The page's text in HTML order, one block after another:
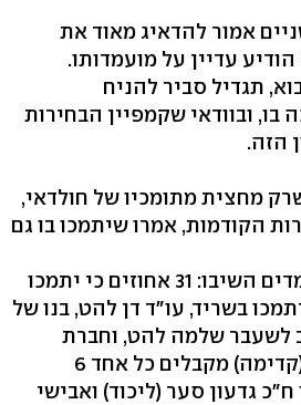
אמור להדאיג מאוד את
עדיין על מועמדותו.
תגדיל סביר להניח
ובוודאי שקמפיין הבחירות
הזה.
מחצית מתומכיו של חולדאי,
הקודמות, אמרו שיתמכו בו גם
בשאלה מרובת המועמדים השיבו: 31 אחוזים כי יתמכו
אחוזים יתמכו בשריד, עו"ד דן להט, בנו של
לשעבר שלמה להט, וחברת
הכנסת רונית תירוש (קדימה) מקבלים כל אחד 6
גדעון סער (ליכוד) ואבישי